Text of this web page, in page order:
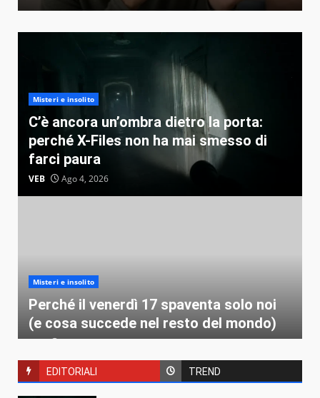
Misteri e insolito
C’è ancora un’ombra dietro la porta:
perché X-Files non ha mai smesso di
farci paura
VEB Ago 4, 2026
Misteri e insolito
Perché il venerdì 17 spaventa solo noi
(e cosa succede nel resto del mondo)
VEB Ago 4, 2026
EDITORIALI TREND